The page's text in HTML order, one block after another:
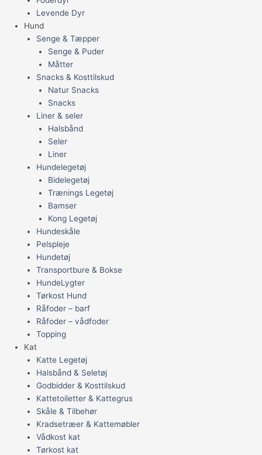
Levende Dyr
Hund
Senge & Tæpper
Senge & Puder
Måtter
Snacks & Kosttilskud
Natur Snacks
Snacks
Liner & seler
Halsbånd
Seler
Liner
Hundelegetøj
Bidelegetøj
Trænings Legetøj
Bamser
Kong Legetøj
Hundeskåle
Pelspleje
Hundetøj
Transportbure & Bokse
HundeLygter
Tørkost Hund
Råfoder – barf
Råfoder – vådfoder
Topping
Kat
Katte Legetøj
Halsbånd & Seletøj
Godbidder & Kosttilskud
Kattetoiletter & Kattegrus
Skåle & Tilbehør
Kradsetræer & Kattemøbler
Vådkost kat
Tørkost kat